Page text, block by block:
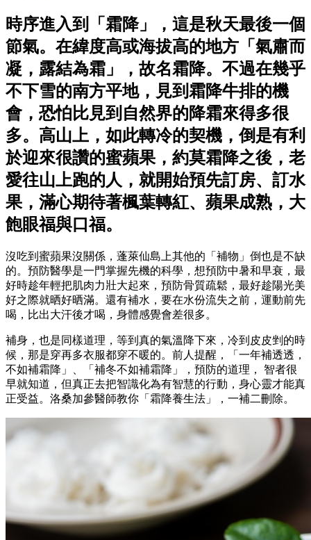
時序進入到「霜降」，這是秋天最後一個
節氣。在緯度高或海拔高的地方「氣肅而
凝，露結為霜」，故名霜降。不過在幾乎
不下雪的南方平地，見到霜降牛排的機
會，恐怕比見到自然界的降霜來得多很
多。高山上，如此轉冷的契機，倒是有利
於迎來很讚的蜜蘋果，約莫霜降之後，老
愛往山上跑的人，就開始預先訂房、訂水
果，滿心期待著楓葉轉紅、蘋果成熟，大
飽眼福與口福。
沒吃到蜜蘋果沒關係，蓬萊仙島上其他的「補物」倒也是不缺
的。預防醫學是一門掌握先機的科學，想預防中暑和早衰，最
好時趁年輕把肌肉力壯大起來，預防骨質疏鬆，最好趁陽光美
好之際就晒好晒滿。還有補水，要在水份流失之前，運動前先
喝，比出大汗後才喝，身體感覺會差很多。
補身，也是同樣道理，等到真的氣溫降下來，冷到皮皮剉的時
候，那是穿再多衣服都穿不暖的。前人提醒，「一年補透透，
不如補霜降」、「補冬不如補霜降」，預防的道理， 智者很
早就知道，但真正去把智識化為有智慧的行動，身心靈才能真
正受益。洛桑加參醫師教你「霜降養生法」，一補二刪除。